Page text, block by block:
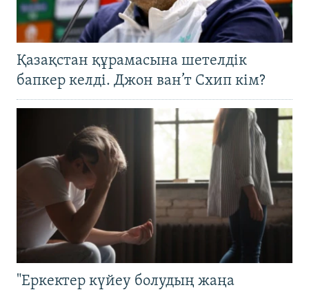
Қазақстан құрамасына шетелдік
бапкер келді. Джон ван’т Схип кім?
"Еркектер күйеу болудың жаңа